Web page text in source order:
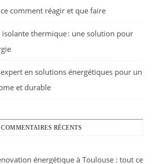
comment réagir et que faire
thermique : une solution pour
en solutions énergétiques pour un
et durable
COMMENTAIRES RÉCENTS
énergétique à Toulouse : tout ce